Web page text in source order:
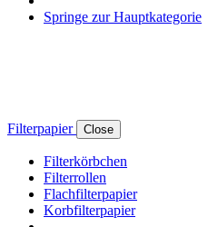
Springe zur Hauptkategorie
Filterpapier Close
Filterkörbchen
Filterrollen
Flachfilterpapier
Korbfilterpapier